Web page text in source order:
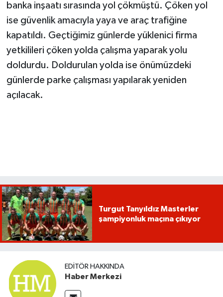
banka inşaatı sırasında yol çökmüştü. Çöken yol
ise güvenlik amacıyla yaya ve araç trafiğine
kapatıldı. Geçtiğimiz günlerde yüklenici firma
yetkilileri çöken yolda çalışma yaparak yolu
doldurdu. Doldurulan yolda ise önümüzdeki
günlerde parke çalışması yapılarak yeniden
açılacak.
Turgut Tanyıldız Masterler
şampiyonluk maçına çıkıyor
EDITÖR HAKKINDA
Haber Merkezi